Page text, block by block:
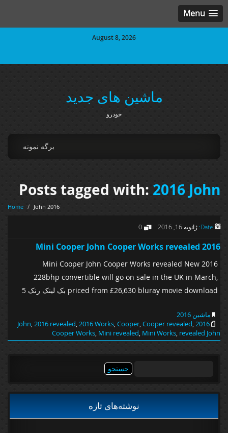
Menu
August 8, 2026
ماشین های جدید
خودرو
برگه نمونه
Posts tagged with:2016 John
Home / 2016 John
Date: ژانویه 16, 2016 0
2016 Mini Cooper John Cooper Works revealed
2016 Mini Cooper John Cooper Works revealed New
228bhp convertible will go on sale in the UK in March,
priced from £26,630 bluray movie download بک لینک رنک 5
ماشین 2016
2016 John
,2016 revealed,2016 Works,Cooper,Cooper revealed,
Cooper Works,Mini revealed,Mini Works,revealed John
نوشته‌های تازه